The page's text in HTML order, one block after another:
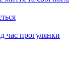
час прогулянки